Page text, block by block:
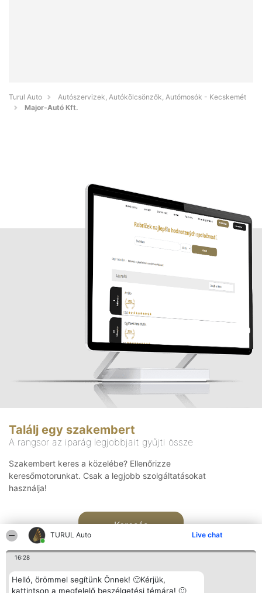
TURUL Auto Live chat
16:28
Helló, örömmel segítünk Önnek! 🙂Kérjük,
kattintson a megfelelő beszélgetési témára! 🙂
Turul Auto
Autószervizek, Autókölcsönzők, Autómosók - Kecskemét
Major-Autó Kft.
Találj egy szakembert
A rangsor az iparág legjobbjait gyűjti össze
Szakembert keres a közelébe? Ellenőrizze
keresőmotorunkat. Csak a legjobb szolgáltatásokat
használja!
Keresés